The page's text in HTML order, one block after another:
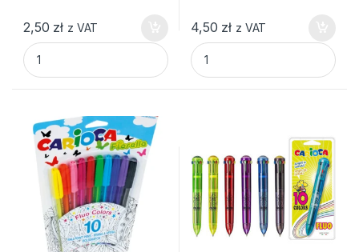
2,50 zł z VAT
DLUGOPIS AUTOMATYCZNY S-FINE 069 NIEBIESKI TOMA
4,50 zł z VAT
Długopis Carioca 4 kolory